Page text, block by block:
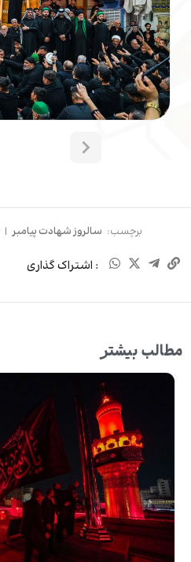
برچسب: سالروز شهادت پیامبر |
: اشتراک گذاری
مطالب بیشتر